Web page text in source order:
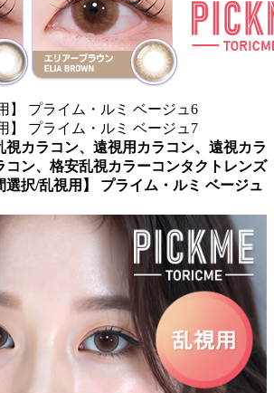
視カラコン、遠視用カラコン、遠視カラ
コン、格安乱視カラーコンタクトレンズ
選択/乱視用】 プライム・ルミ ベージュ